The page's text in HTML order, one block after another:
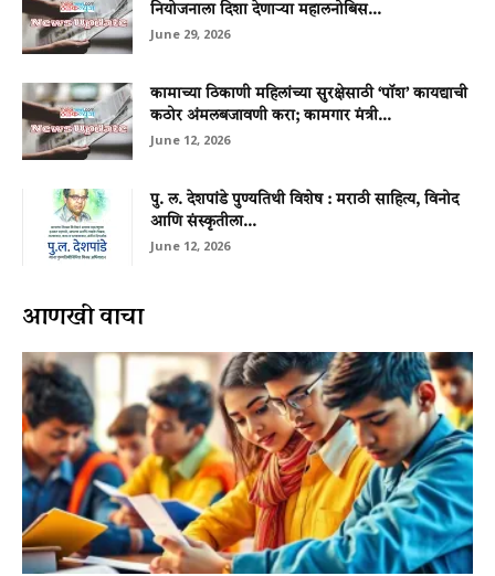
नियोजनाला दिशा देणाऱ्या महालनोबिस...
June 29, 2026
कामाच्या ठिकाणी महिलांच्या सुरक्षेसाठी ‘पॉश’ कायद्याची
कठोर अंमलबजावणी करा; कामगार मंत्री...
June 12, 2026
पु. ल. देशपांडे पुण्यतिथी विशेष : मराठी साहित्य, विनोद
आणि संस्कृतीला...
June 12, 2026
आणखी वाचा